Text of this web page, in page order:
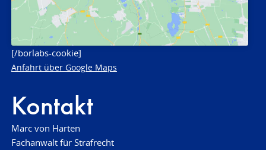
[/borlabs-cookie]
Anfahrt über Google Maps
Kontakt
Marc von Harten
Fachanwalt für Strafrecht